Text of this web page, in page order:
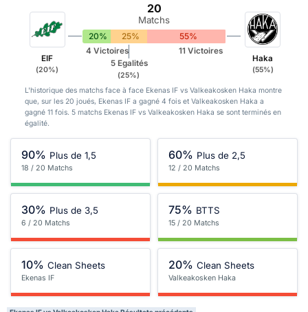
EIF
(20%)
20
Matchs
20% 25% 55%
4 Victoires
5 Egalités
(25%)
11 Victoires
Haka
(55%)
L'historique des matchs face à face Ekenas IF vs Valkeakosken Haka montre
que, sur les 20 joués, Ekenas IF a gagné 4 fois et Valkeakosken Haka a
gagné 11 fois. 5 matchs Ekenas IF vs Valkeakosken Haka se sont terminés en
égalité.
90% Plus de 1,5
18 / 20 Matchs
60% Plus de 2,5
12 / 20 Matchs
30% Plus de 3,5
6 / 20 Matchs
75% BTTS
15 / 20 Matchs
10% Clean Sheets
Ekenas IF
20% Clean Sheets
Valkeakosken Haka